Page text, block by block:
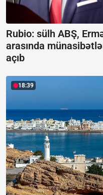
Rubio: sülh ABŞ,
arasında
açıb
18:39